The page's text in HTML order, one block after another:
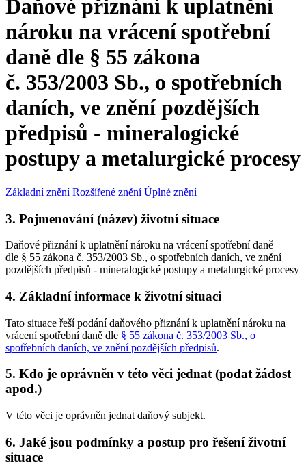
Daňové přiznání k uplatnění
nároku na vrácení spotřební
daně dle § 55 zákona
č. 353/2003 Sb., o spotřebních
daních, ve znění pozdějších
předpisů - mineralogické
postupy a metalurgické procesy
Základní znění Rozšířené znění Úplné znění
3. Pojmenování (název) životní situace
Daňové přiznání k uplatnění nároku na vrácení spotřební daně
dle § 55 zákona č. 353/2003 Sb., o spotřebních daních, ve znění
pozdějších předpisů - mineralogické postupy a metalurgické procesy
4. Základní informace k životní situaci
Tato situace řeší podání daňového přiznání k uplatnění nároku na
vrácení spotřební daně dle § 55 zákona č. 353/2003 Sb., o
spotřebních daních, ve znění pozdějších předpisů.
5. Kdo je oprávněn v této věci jednat (podat žádost
apod.)
V této věci je oprávněn jednat daňový subjekt.
6. Jaké jsou podmínky a postup pro řešení životní
situace